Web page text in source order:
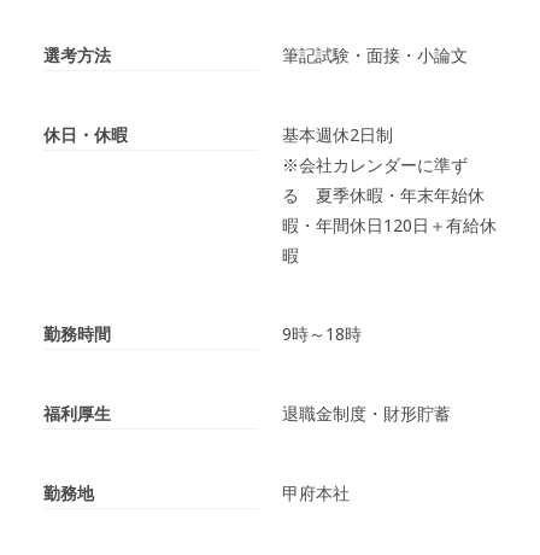
選考方法 筆記試験・面接・小論文
休日・休暇
基本週休2日制
※会社カレンダーに準ず
る 夏季休暇・年末年始休
暇・年間休日120日＋有給休
暇
勤務時間 9時～18時
福利厚生 退職金制度・財形貯蓄
勤務地 甲府本社